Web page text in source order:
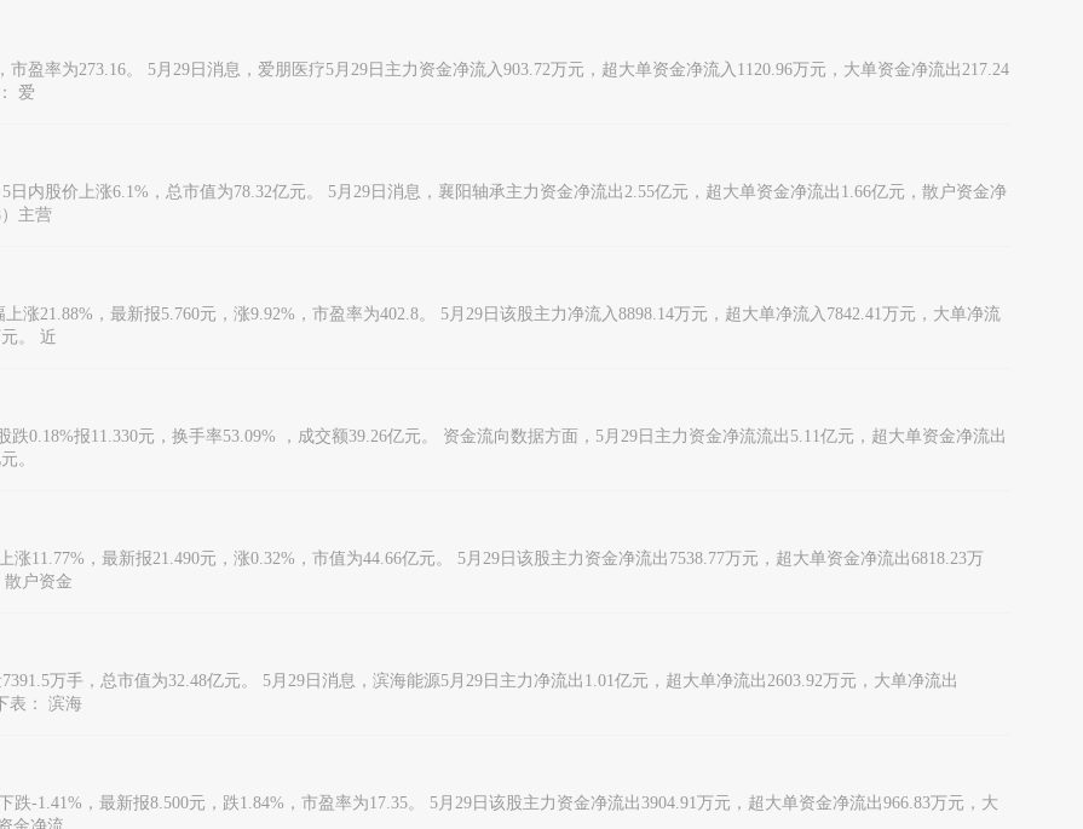
盈率为273.16。 5月29日消息，爱朋医疗5月29日主力资金净流入903.72万元，超大单资金净流入1120.96万元，大单资金净流出217.24
爱
日内股价上涨6.1%，总市值为78.32亿元。 5月29日消息，襄阳轴承主力资金净流出2.55亿元，超大单资金净流出1.66亿元，散户资金净
主营
涨21.88%，最新报5.760元，涨9.92%，市盈率为402.8。 5月29日该股主力净流入8898.14万元，超大单净流入7842.41万元，大单净流
。 近
0.18%报11.330元，换手率53.09% ，成交额39.26亿元。 资金流向数据方面，5月29日主力资金净流流出5.11亿元，超大单资金净流出
。
11.77%，最新报21.490元，涨0.32%，市值为44.66亿元。 5月29日该股主力资金净流出7538.77万元，超大单资金净流出6818.23万
散户资金
万手，总市值为32.48亿元。 5月29日消息，滨海能源5月29日主力净流出1.01亿元，超大单净流出2603.92万元，大单净流出
表： 滨海
-1.41%，最新报8.500元，跌1.84%，市盈率为17.35。 5月29日该股主力资金净流出3904.91万元，超大单资金净流出966.83万元，大